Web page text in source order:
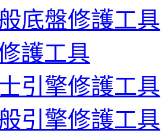
底盤修護工具
護工具
引擎修護工具
引擎修護工具